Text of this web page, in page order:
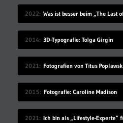
2022
2014 3D-Typografie: Tolga Girgin
2021 Fotografien von Titus
2015 Fotografie: Caroline Madison
2021